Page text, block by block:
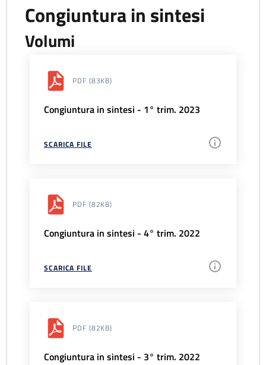
Congiuntura in sintesi
Volumi
PDF (83KB)
Congiuntura in sintesi - 1° trim. 2023
SCARICA FILE
PDF (82KB)
Congiuntura in sintesi - 4° trim. 2022
SCARICA FILE
PDF (82KB)
Congiuntura in sintesi - 3° trim. 2022